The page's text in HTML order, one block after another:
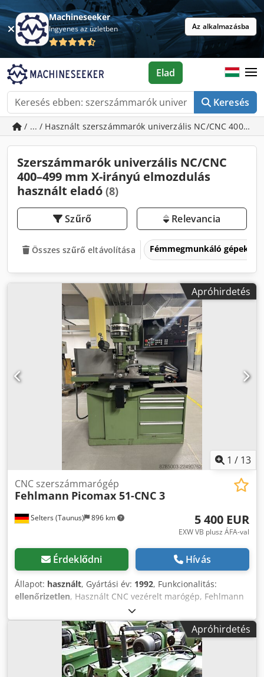
Machineseeker
Ingyenes az üzletben Az alkalmazásba
Keresés
Elad
/ ... / Használt szerszámmarók univerzális NC/CNC
Szerszámmarók univerzális NC/CNC
400–499 mm X-irányú elmozdulás
használt eladó (8)
Szűrő Relevancia
Összes szűrő eltávolítása Fémmegmunkáló gépek és
Apróhirdetés
1 / 13
Selters (Taunus) 896 km
CNC szerszámmarógép
Fehlmann Picomax 51-CNC 3
5 400 EUR
EXW VB plusz ÁFA-val
Érdeklődni Hívás
Állapot: használt, Gyártási év: 1992, Funkcionalitás:
ellenőrizetlen, Használt CNC vezérelt marógép, Fehlmann
Picomax 51-CNC 3, gyártási év: 1992. Utolsó dokumentált
ellenőrzés: 2023.03.31. Műszaki adatok: - X/Y/Z tengelyek
mozgástartománya: 420 / 240 / 120 mm Dwodpfxszrnyme
Af Esa - W tengely: 450 mm - Asztal: 730 x 280 mm - Asztal
és orsó közötti távolság: 0–560 mm - Maximális
asztalterhelés: 75 kg - Orsóteljesítmény: 4 kW - Nyomaték:
Apróhirdetés